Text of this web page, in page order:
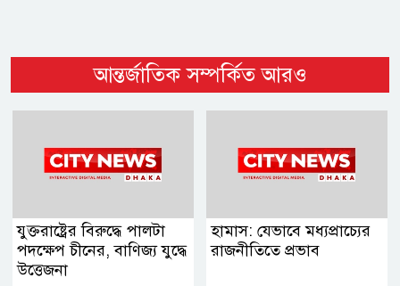
আন্তর্জাতিক সম্পর্কিত আরও
যুক্তরাষ্ট্রের বিরুদ্ধে পালটা
পদক্ষেপ চীনের, বাণিজ্য যুদ্ধে
‍উত্তেজনা
হামাস: যেভাবে মধ্যপ্রাচ্যের
রাজনীতিতে প্রভাব